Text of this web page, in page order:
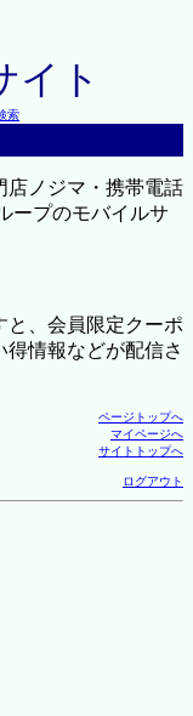
イト
索
店ノジマ・携帯電話
ープのモバイルサ
と、会員限定クーポ
情報などが配信さ
ページトップへ
マイページへ
サイトトップへ
ログアウト